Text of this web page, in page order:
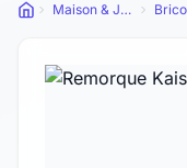
Petites annonces
Maison & Jardin